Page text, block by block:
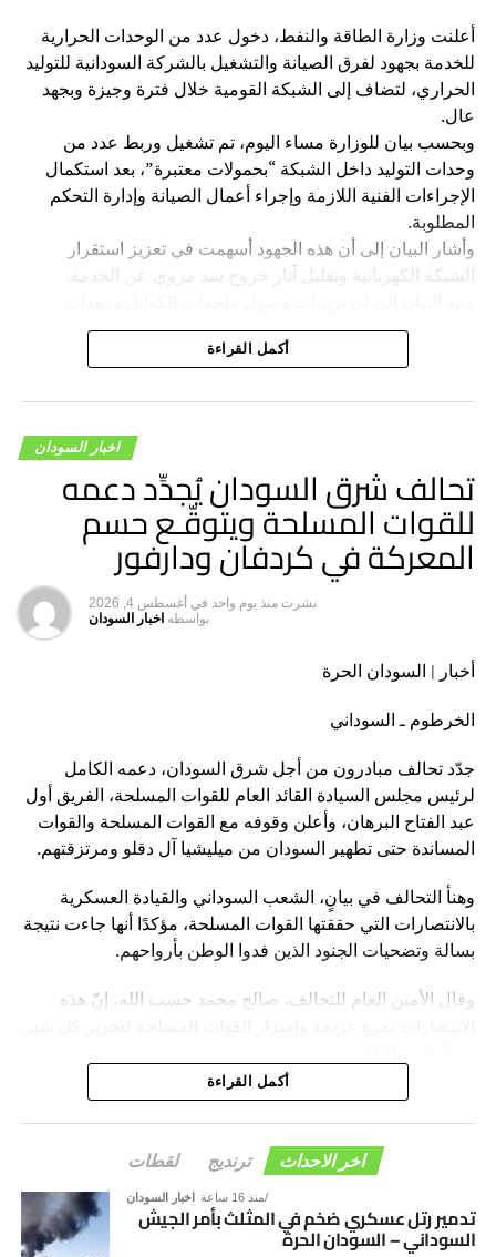
أعلنت وزارة الطاقة والنفط، دخول عدد من الوحدات الحرارية
للخدمة بجهود لفرق الصيانة والتشغيل بالشركة السودانية للتوليد
الحراري، لتضاف إلى الشبكة القومية خلال فترة وجيزة وبجهد
عال.
وبحسب بيان للوزارة مساء اليوم، تم تشغيل وربط عدد من
وحدات التوليد داخل الشبكة “بحمولات معتبرة”، بعد استكمال
الإجراءات الفنية اللازمة وإجراء أعمال الصيانة وإدارة التحكم
المطلوبة.
​وأشار البيان إلى أن هذه الجهود أسهمت في تعزيز استقرار
الشبكة الكهربائية وتقليل آثار خروج سد مروي عن الخدمة.
الربط المكملة في طريقها إلى سد مروي، وجارٍ التجهيزات على
مدار الساعة والتي يشرف عليها الوزير وفريق إدارة الكهرباء.
أكمل القراءة
اخبار السودان
تحالف شرق السودان يُجدِّد دعمه
للقوات المسلحة ويتوقّـع حسم
المعركة في كردفان ودارفور
نشرت منذ يوم واحد في أغسطس 4, 2026
بواسطه اخبار السودان
أخبار | السودان الحرة
الخرطوم ـ السوداني
جدّد تحالف مبادرون من أجل شرق السودان، دعمه الكامل
لرئيس مجلس السيادة القائد العام للقوات المسلحة، الفريق أول
عبد الفتاح البرهان، وأعلن وقوفه مع القوات المسلحة والقوات
المساندة حتى تطهير السودان من ميليشيا آل دقلو ومرتزقتهم.
وهنأ التحالف في بيانٍ، الشعب السوداني والقيادة العسكرية
بالانتصارات التي حققتها القوات المسلحة، مؤكدًا أنها جاءت نتيجة
بسالة وتضحيات الجنود الذين فدوا الوطن بأرواحهم.
وقال الأمين العام للتحالف، صالح محمد حسب الله، إنّ هذه
وأعرب التحالف، عن ثقته في تحقيق النصر الشامل في ولايات
كردفان ودارفور خلال الفترة المقبلة.
وأكد البيان، أن تحالف مبادرون سيظل خلف القائد وخلف القوات
المسلحة كتفاً بكتف حتى استكمال تحرير البلاد.
أكمل القراءة
اخر الاحداث ترنديج لقطات
اخبار السودان منذ 16 ساعة
تدمير رتل عسكري ضخم في المثلث بأمر الجيش
السوداني – السودان الحرة